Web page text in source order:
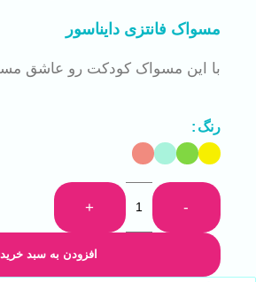
مسواک فانتزی دایناسور
با این مسواک کودکت رو عاشق
رنگ
-
+
افزودن به سبد خرید